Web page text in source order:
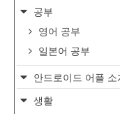
공부
영어 공부
일본어 공부
안드로이드 어플 소
생활